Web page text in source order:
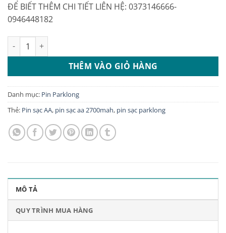
ĐỂ BIẾT THÊM CHI TIẾT LIÊN HỆ: 0373146666-
0946448182
Pin sạc aa Parklong 2700mah chính hãng vỉ 2 viên số lượng
THÊM VÀO GIỎ HÀNG
Danh mục: Pin Parklong
Thẻ: Pin sạc AA, pin sạc aa 2700mah, pin sạc parklong
MÔ TẢ
QUY TRÌNH MUA HÀNG